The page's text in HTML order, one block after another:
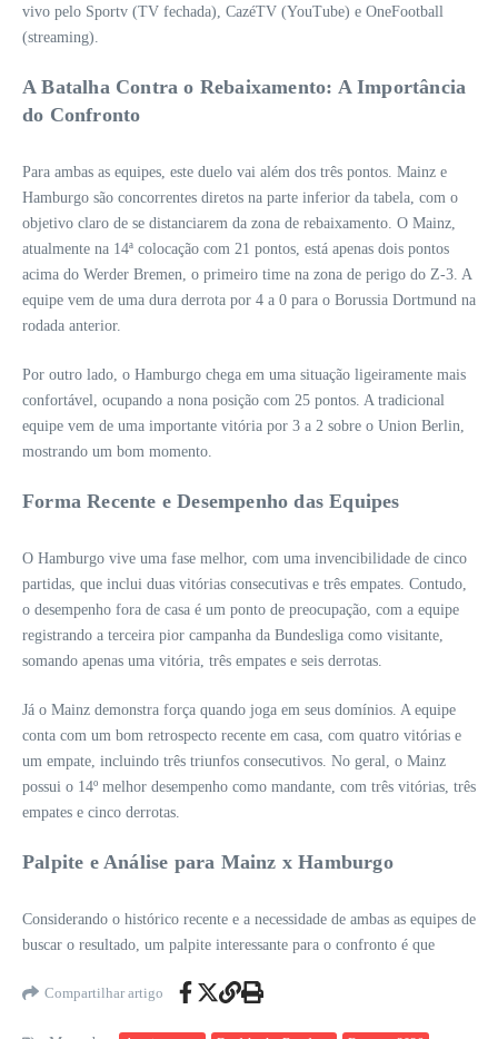
vivo pelo Sportv (TV fechada), CazéTV (YouTube) e OneFootball
(streaming).
A Batalha Contra o Rebaixamento: A Importância
do Confronto
Para ambas as equipes, este duelo vai além dos três pontos. Mainz e
Hamburgo são concorrentes diretos na parte inferior da tabela, com o
objetivo claro de se distanciarem da zona de rebaixamento. O Mainz,
atualmente na 14ª colocação com 21 pontos, está apenas dois pontos
acima do Werder Bremen, o primeiro time na zona de perigo do Z-3. A
equipe vem de uma dura derrota por 4 a 0 para o Borussia Dortmund na
rodada anterior.
Por outro lado, o Hamburgo chega em uma situação ligeiramente mais
confortável, ocupando a nona posição com 25 pontos. A tradicional
equipe vem de uma importante vitória por 3 a 2 sobre o Union Berlin,
mostrando um bom momento.
Forma Recente e Desempenho das Equipes
O Hamburgo vive uma fase melhor, com uma invencibilidade de cinco
partidas, que inclui duas vitórias consecutivas e três empates. Contudo,
o desempenho fora de casa é um ponto de preocupação, com a equipe
registrando a terceira pior campanha da Bundesliga como visitante,
somando apenas uma vitória, três empates e seis derrotas.
Já o Mainz demonstra força quando joga em seus domínios. A equipe
conta com um bom retrospecto recente em casa, com quatro vitórias e
um empate, incluindo três triunfos consecutivos. No geral, o Mainz
possui o 14º melhor desempenho como mandante, com três vitórias, três
empates e cinco derrotas.
Palpite e Análise para Mainz x Hamburgo
Considerando o histórico recente e a necessidade de ambas as equipes de
buscar o resultado, um palpite interessante para o confronto é que
Compartilhar artigo